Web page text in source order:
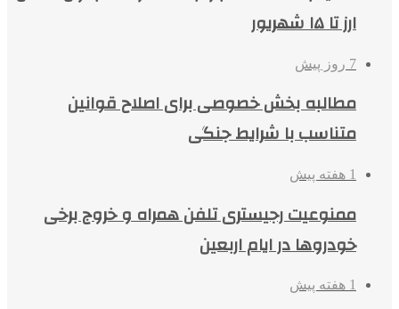
ارز تا ۱۵ شهریور
7 روز پیش
مطالبه بخش خصوصی برای اصلاح قوانین
متناسب با شرایط جنگی
1 هفته پیش
ممنوعیت رجیستری تلفن همراه و خروج برخی
خودروها در ایام اربعین
1 هفته پیش